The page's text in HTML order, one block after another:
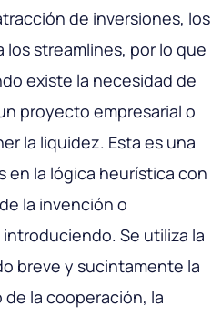
de inversiones, los
streamlines, por lo que
existe la necesidad de
proyecto empresarial o
la liquidez. Esta es una
en la lógica heurística con
la invención o
Se utiliza la
breve y sucintamente la
la cooperación, la